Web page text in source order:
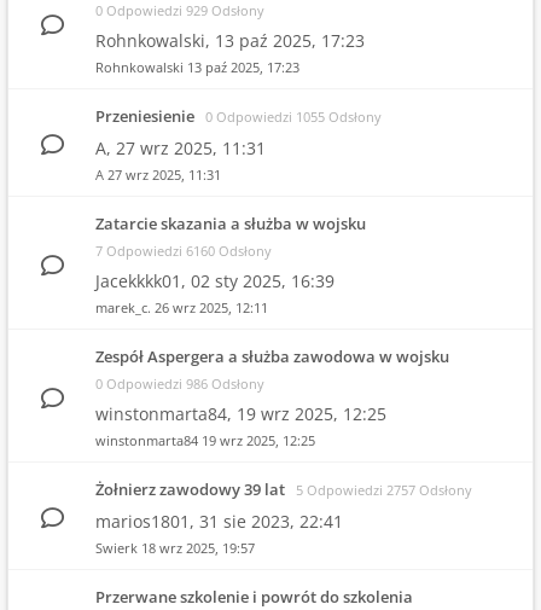
0 Odpowiedzi 929 Odsłony
Rohnkowalski, 13 paź 2025, 17:23
Rohnkowalski 13 paź 2025, 17:23
Przeniesienie 0 Odpowiedzi 1055 Odsłony
A, 27 wrz 2025, 11:31
A 27 wrz 2025, 11:31
Zatarcie skazania a służba w wojsku
7 Odpowiedzi 6160 Odsłony
Jacekkkk01, 02 sty 2025, 16:39
marek_c. 26 wrz 2025, 12:11
Zespół Aspergera a służba zawodowa w wojsku
0 Odpowiedzi 986 Odsłony
winstonmarta84, 19 wrz 2025, 12:25
winstonmarta84 19 wrz 2025, 12:25
Żołnierz zawodowy 39 lat 5 Odpowiedzi 2757 Odsłony
marios1801, 31 sie 2023, 22:41
Swierk 18 wrz 2025, 19:57
Przerwane szkolenie i powrót do szkolenia